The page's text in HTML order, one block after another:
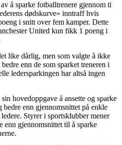
å sparke fotballtrenere gjennom ti
dødskurve» inntraff hvis
i snitt over fem kamper. Dette
United kun fikk 1 poeng i
like dårlig, men som valgte å ikke
enn de som sparket treneren i
ledersparkingen har altså ingen
hovedoppgave å ansette og sparke
bedre enn gjennomsnittet på enkle
Styrer i sportsklubber mener
enn gjennomsnittet til å sparke